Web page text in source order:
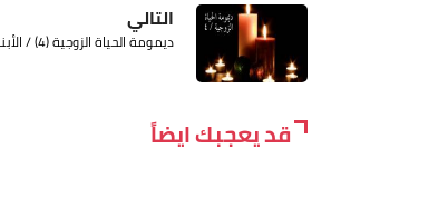
التالي
ديمومة الحياة الزوجية (4) / الأبناء
قد يعجبك ايضاً